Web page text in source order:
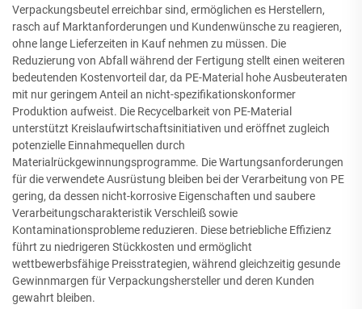
Verpackungsbeutel erreichbar sind, ermöglichen es Herstellern,
rasch auf Marktanforderungen und Kundenwünsche zu reagieren,
ohne lange Lieferzeiten in Kauf nehmen zu müssen. Die
Reduzierung von Abfall während der Fertigung stellt einen weiteren
bedeutenden Kostenvorteil dar, da PE-Material hohe Ausbeuteraten
mit nur geringem Anteil an nicht-spezifikationskonformer
Produktion aufweist. Die Recycelbarkeit von PE-Material
unterstützt Kreislaufwirtschaftsinitiativen und eröffnet zugleich
potenzielle Einnahmequellen durch
Materialrückgewinnungsprogramme. Die Wartungsanforderungen
für die verwendete Ausrüstung bleiben bei der Verarbeitung von PE
gering, da dessen nicht-korrosive Eigenschaften und saubere
Verarbeitungscharakteristik Verschleiß sowie
Kontaminationsprobleme reduzieren. Diese betriebliche Effizienz
führt zu niedrigeren Stückkosten und ermöglicht
wettbewerbsfähige Preisstrategien, während gleichzeitig gesunde
Gewinnmargen für Verpackungshersteller und deren Kunden
gewahrt bleiben.